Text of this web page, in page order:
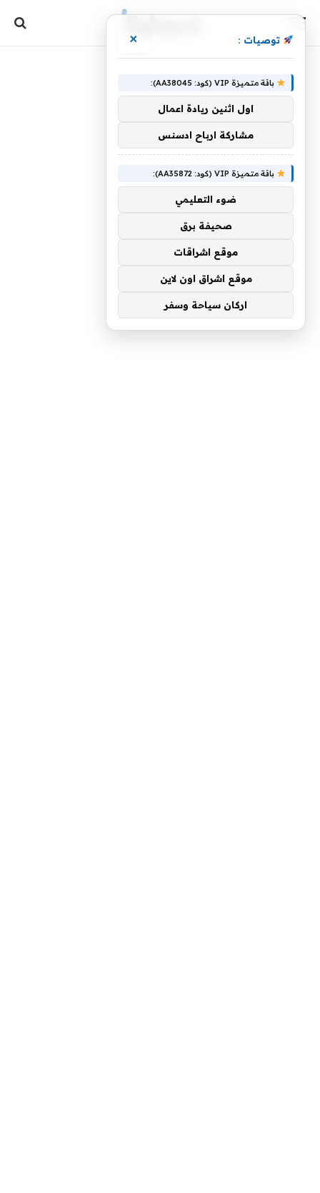
توصيات : ×
باقة متميزة VIP (كود: AA38045):
اول اثنين ريادة اعمال
مشاركة ارباح ادسنس
باقة متميزة VIP (كود: AA35872):
ضوء التعليمي
صحيفة برق
موقع اشراقات
موقع اشراق اون لاين
اركان سياحة وسفر